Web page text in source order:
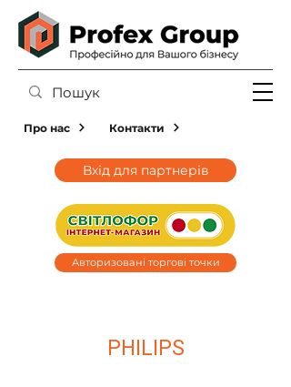
Про нас Контакти
Вхід для партнерів
Авторизовані торгові точки
PHILIPS